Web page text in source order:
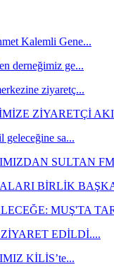
Kalemli Gene...
derneğimiz ge...
ziyaretç...
ZİYARETÇİ
geleceğine sa...
SULTAN
BİRLİK
MUŞ'TA
EDİLDİ....
KİLİS’te...